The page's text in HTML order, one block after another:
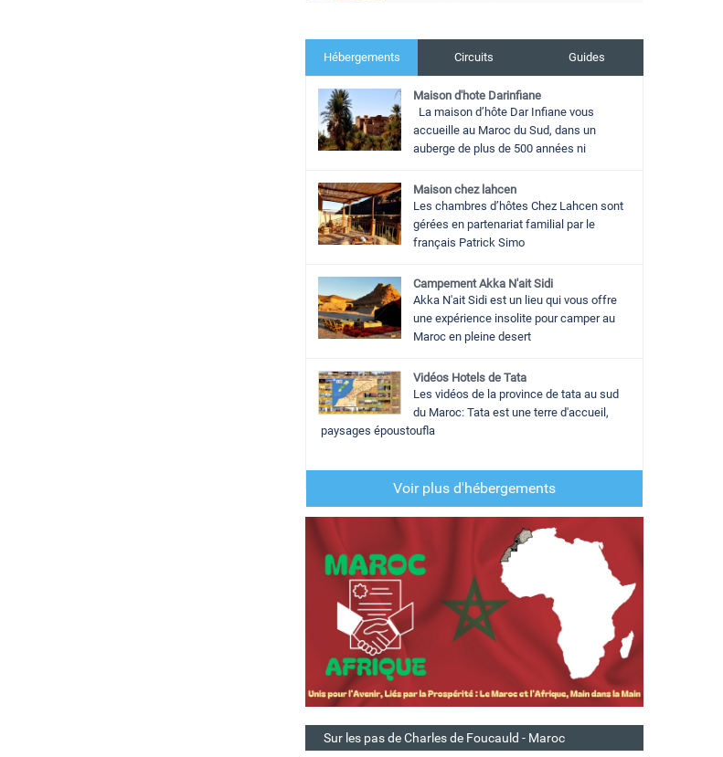
Hébergements Circuits Guides
Maison d'hote Darinfiane
La maison d’hôte Dar Infiane vous
accueille au Maroc du Sud, dans un
auberge de plus de 500 années ni
Maison chez lahcen
Les chambres d’hôtes Chez Lahcen sont
gérées en partenariat familial par le
français Patrick Simo
Campement Akka N'ait Sidi
Akka N'ait Sidi est un lieu qui vous offre
une expérience insolite pour camper au
Maroc en pleine desert
Vidéos Hotels de Tata
Les vidéos de la province de tata au sud
du Maroc: Tata est une terre d'accueil,
paysages époustoufla
Voir plus d'hébergements
Sur les pas de Charles de Foucauld - Maroc